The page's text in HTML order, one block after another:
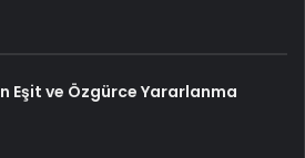
Eşit ve Özgürce Yararlanma